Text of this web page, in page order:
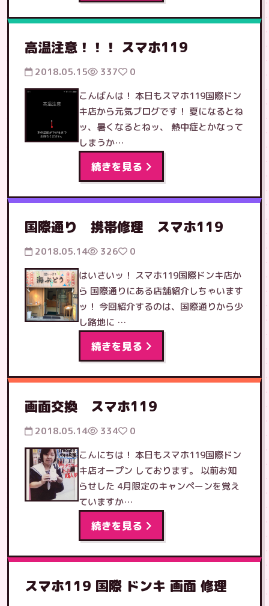
高温注意！！！ スマホ119
2018.05.15 337
0
こんばんは！ 本日もスマホ119国際ドン
キ店から元気ブログです！ 夏になるとね
ッ、暑くなるとねッ、 熱中症とかなって
しまうか…
続きを見る
国際通り 携帯修理 スマホ119
2018.05.14 326
0
はいさいッ！ スマホ119国際ドンキ店か
ら 国際通りにある店舗紹介しちゃいます
ッ！ 今回紹介するのは、国際通りから少
し路地に …
続きを見る
画面交換 スマホ119
2018.05.14 334
0
こんにちは！ 本日もスマホ119国際ドン
キ店オープン しております。 以前お知
らせした 4月限定のキャンペーンを覚え
ていますか…
続きを見る
スマホ119 国際 ドンキ 画面 修理